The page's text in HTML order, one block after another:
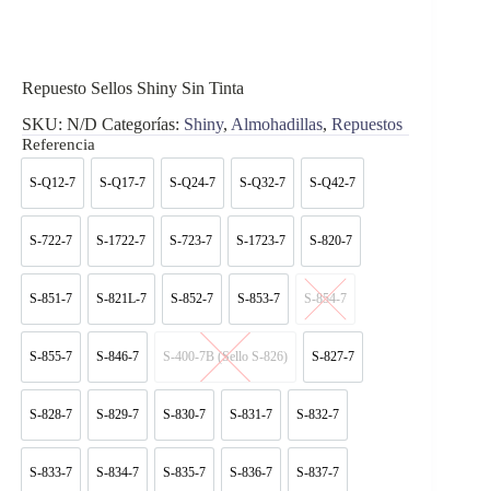
Repuesto Sellos Shiny Sin Tinta
SKU: N/D Categorías: Shiny, Almohadillas, Repuestos
Referencia
S-Q12-7S-Q12-7S-Q17-7S-Q17-7S-Q24-7S-Q24-7S-Q32-7S-Q32-7S-Q42-7S-Q42-7
S-722-7S-722-7S-1722-7S-1722-7S-723-7S-723-7S-1723-7S-1723-7S-820-7S-820-7
S-851-7S-851-7S-821L-7S-821L-7S-852-7S-852-7S-853-7S-853-7S-854-7S-854-7
S-855-7S-855-7S-846-7S-846-7S-400-7B (Sello S-826)S-400-7B (Sello S-826)
S-827-7S-827-7
S-828-7S-828-7S-829-7S-829-7S-830-7S-830-7S-831-7S-831-7S-832-7S-832-7
S-833-7S-833-7S-834-7S-834-7S-835-7S-835-7S-836-7S-836-7S-837-7S-837-7